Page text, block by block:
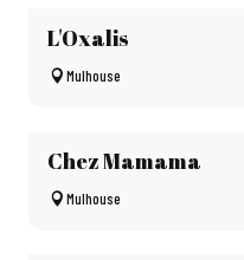
L'Oxalis
Mulhouse
Chez Mamama
Mulhouse